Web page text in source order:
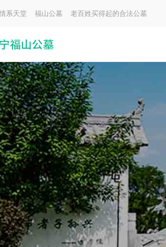
系天堂 福山公墓 老百姓买得起的合法公墓